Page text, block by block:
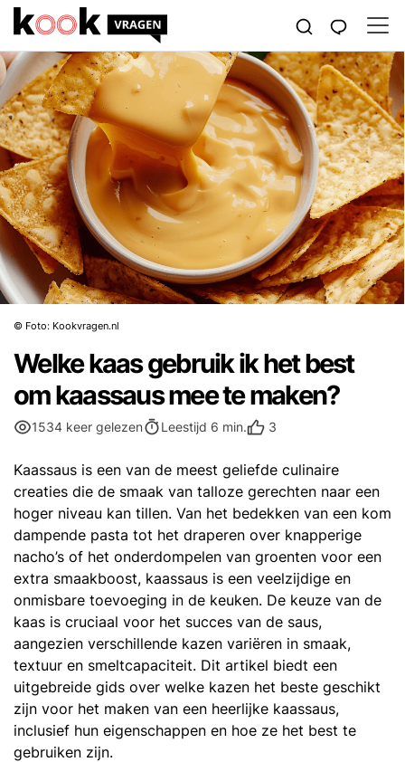
© Foto: Kookvragen.nl
Welke kaas gebruik ik het best
om kaassaus mee te maken?
1534 keer gelezen Leestijd 6 min. 3
Kaassaus is een van de meest geliefde culinaire
creaties die de smaak van talloze gerechten naar een
hoger niveau kan tillen. Van het bedekken van een kom
dampende pasta tot het draperen over knapperige
nacho’s of het onderdompelen van groenten voor een
extra smaakboost, kaassaus is een veelzijdige en
onmisbare toevoeging in de keuken. De keuze van de
kaas is cruciaal voor het succes van de saus,
aangezien verschillende kazen variëren in smaak,
textuur en smeltcapaciteit. Dit artikel biedt een
uitgebreide gids over welke kazen het beste geschikt
zijn voor het maken van een heerlijke kaassaus,
inclusief hun eigenschappen en hoe ze het best te
gebruiken zijn.